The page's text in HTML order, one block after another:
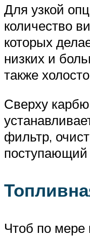
Для узкой
количество
которых
низких и
также
Сверху
фильтр,
поступающий
Чтоб по мере